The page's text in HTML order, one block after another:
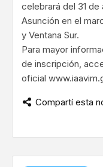
celebrará del 31
Asunción en el
y Ventana Sur.
Para mayor
de inscripción,
oficial
Compartí esta